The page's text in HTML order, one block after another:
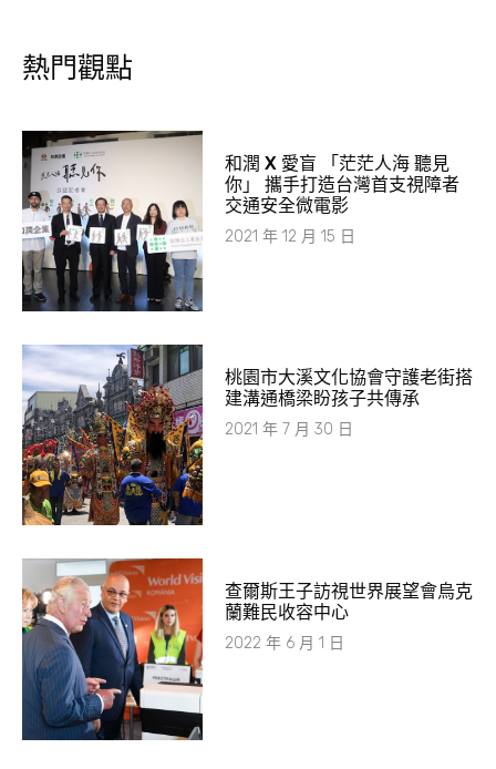
熱門觀點
和潤 X 愛盲 「茫茫人海 聽見
你」 攜手打造台灣首支視障者
交通安全微電影
2021 年 12 月 15 日
桃園市大溪文化協會守護老街搭
建溝通橋梁盼孩子共傳承
2021 年 7 月 30 日
查爾斯王子訪視世界展望會烏克
蘭難民收容中心
2022 年 6 月 1 日